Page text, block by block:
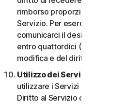
rimborso proporzionale per il
Servizio. Per esercitare
comunicarci il desiderio di
entro quattordici (14) giorni
modifica e del diritto di
Utilizzo dei Servizi in una
utilizzare i Servizi su una rete
Diritto al Servizio consenta di